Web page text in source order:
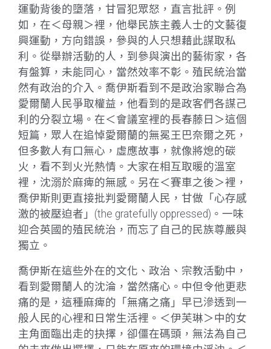
運動背後的墮落，甘冒犯眾怒，直言批評。例
如，在＜母親＞裡，他舉民族主義人士的文藝復
興運動，方向錯誤，參與的人只想藉此謀取私
利。從舉辦活動的人，到參與演出的藝術家，各
有盤算，未能同心，當然效率不彰。殖民統治當
然有政治的介入。喬伊斯看到不是政治家聯合為
愛爾蘭人民爭取權益，他看到的是政客們各謀己
利的分裂立場。在＜會議室裡的長春藤日＞這個
短篇，眾人在追悼愛爾蘭的無冕王巴奈爾之死，
但多數人有口無心，虛應故事，就像將熄的碳
火，看不到火光熱情。大家在相互取暖的溫室
裡，沈溺於麻痺的無感。另在＜賽車之後＞裡，
喬伊斯則更直接批判愛爾蘭人民，甘做「心存感
激的被壓迫者」(the gratefully oppressed)。一味
迎合英國的殖民統治，而忘了自己的民族尊嚴與
獨立。
喬伊斯在這些外在的文化、政治、宗教活動中，
看到愛爾蘭人的沈淪，當然痛心。中但令他更悲
痛的是，這種麻痺的「無痛之痛」早已滲透到一
般人民的心裡和日常生活裡。＜伊芙琳＞中的女
主角面臨出走的抉擇，卻僵在碼頭，無法為自己